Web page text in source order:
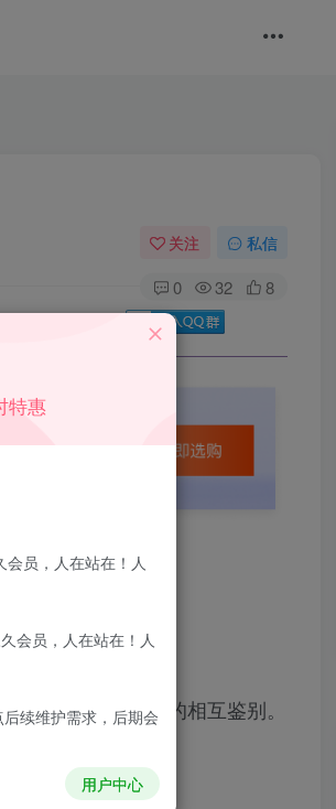
关注 私信
0 32 8
我们删除！Q群：
访问的服务器间的相互鉴别。
特惠
员，人在站在！人
会员，人在站在！人
续维护需求，后期会
用户中心